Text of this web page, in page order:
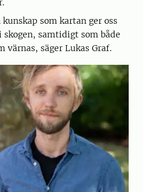
som kartan ger oss
samtidigt som både
värnas, säger Lukas Graf.